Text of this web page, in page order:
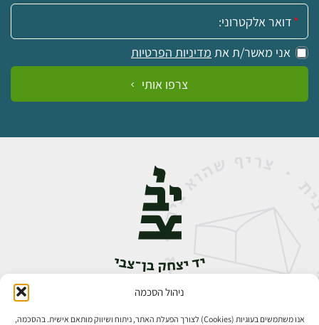
ניהול הסכמה
אנו משתמשים בעוגיות (Cookies) לצורך הפעלת האתר, ניתוח ושיווק מותאם אישית. בהסכמה,
אימייל:
אני מאשר/ת את מדיניות הפרטיות
צרפו אותי
אבן גבירול 14, רחביה, ירושלים